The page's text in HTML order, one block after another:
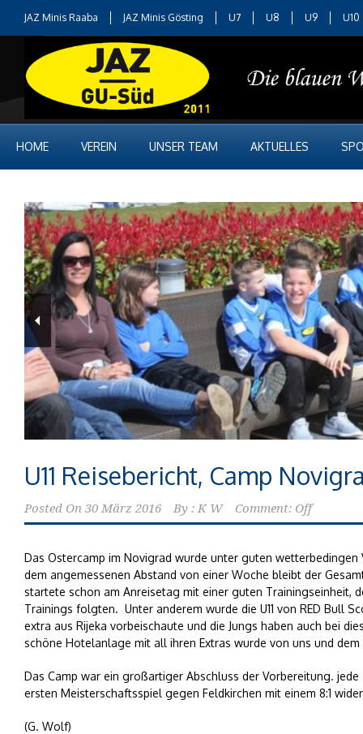
JAZ Minis Raaba JAZ Minis Gösting U7 U8 U9 U10
HOME VEREIN UNSER TEAM AKTUELLES
U11 Reisebericht, Camp
Posted On 30 März 2016 By : K W Comment: Off
Das Ostercamp im Novigrad wurde unter guten wetterbedingen
dem angemessenen Abstand von einer Woche bleibt der
startete schon am Anreisetag mit einer guten Trainingseinheit,
Trainings folgten. Unter anderem wurde die U11 von RED Bull
extra aus Rijeka vorbeischaute und die Jungs haben auch bei
schöne Hotelanlage mit all ihren Extras wurde von uns und
Das Camp war ein großartiger Abschluss der Vorbereitung.
ersten Meisterschaftsspiel gegen Feldkirchen mit einem 8:1
(G. Wolf)